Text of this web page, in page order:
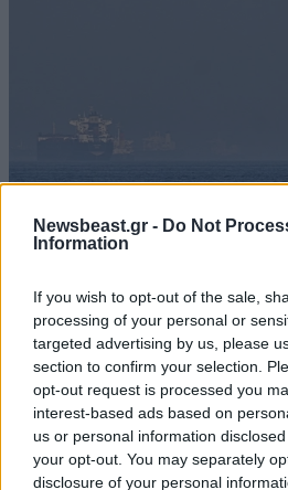
Newsbeast.gr - Do Not
Information
If you wish to opt-out of the sale,
processing of your personal or
targeted advertising by us, please
section to confirm your selection.
opt-out request is processed you
interest-based ads based on
us or personal information
your opt-out. You may separately
disclosure of your personal
Στενά του Ορμούζ: Οι νέες
ένα βήμα πριν συμφωνήσει
διαφωνία για τα τέλη